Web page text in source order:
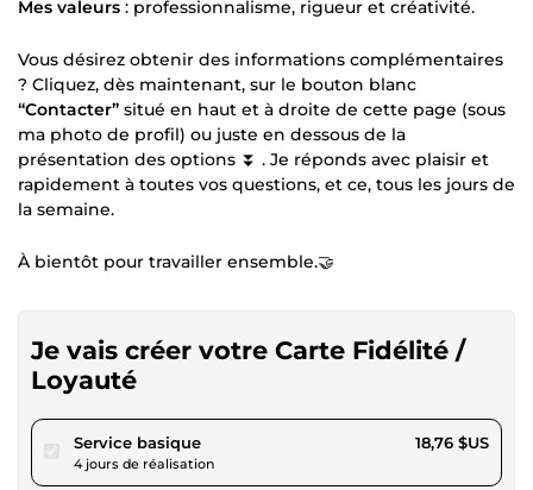
Mes valeurs : professionnalisme, rigueur et créativité.
Vous désirez obtenir des informations complémentaires
? Cliquez, dès maintenant, sur le bouton blanc
“Contacter” situé en haut et à droite de cette page (sous
ma photo de profil) ou juste en dessous de la
présentation des options ⏬ . Je réponds avec plaisir et
rapidement à toutes vos questions, et ce, tous les jours de
la semaine.
À bientôt pour travailler ensemble.🤝
Je vais créer votre Carte Fidélité /
Loyauté
Service basiquepour 17,28 $US
4 jours de réalisation
18,76 $US